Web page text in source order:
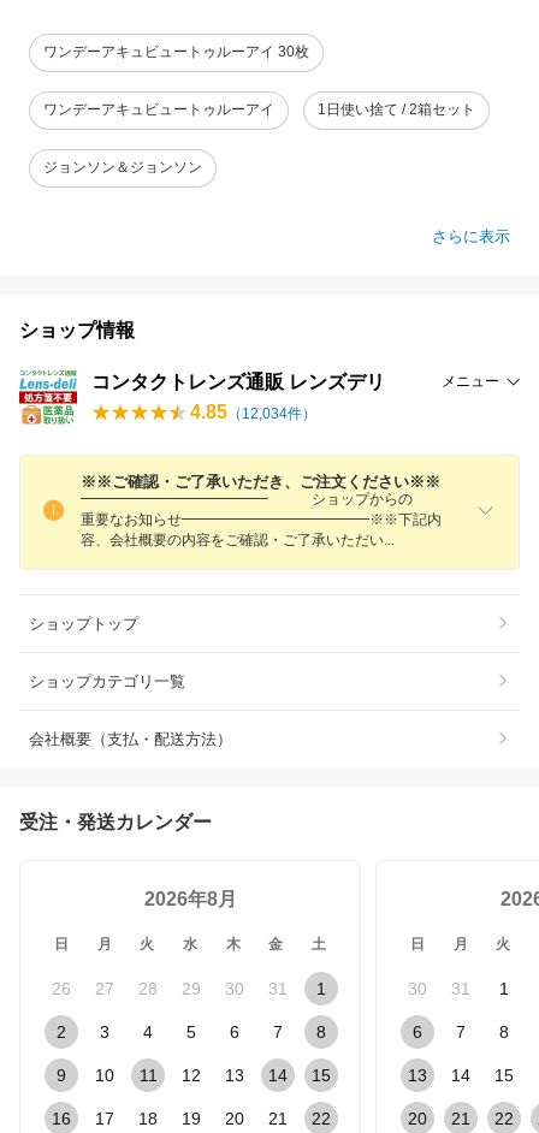
ワンデーアキュビュートゥルーアイ 30枚
ワンデーアキュビュートゥルーアイ 1日使い捨て / 2箱セット
ジョンソン＆ジョンソン
さらに表示
ショップ情報
コンタクトレンズ通販 レンズデリ メニュー
4.85 （ 12,034件）
※※ご確認・ご了承いただき、ご注文ください※※
━━━━━━━━━━━━━ ショップからの
重要なお知らせ━━━━━━━━━━━━━※※下記内
容、会社概要の内容をご確認・ご了承いただい
ショップトップ
ショップカテゴリ一覧
会社概要（支払・配送方法）
受注・発送カレンダー
2026年8月
日 月 火 水 木 金 土
26 27 28 29 30 31 1
2 3 4 5 6 7 8
9 10 11 12 13 14 15
16 17 18 19 20 21 22
日 月 火
30 31 1
6 7 8
13 14 15
20 21 22